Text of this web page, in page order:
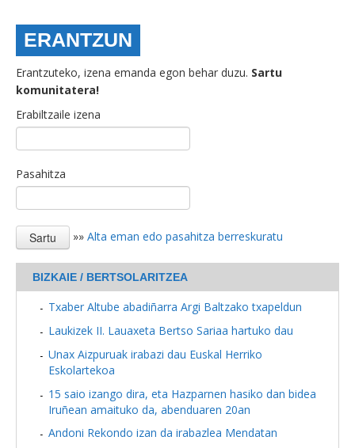
ERANTZUN
Erantzuteko, izena emanda egon behar duzu. Sartu
komunitatera!
Erabiltzaile izena
Pasahitza
»» Alta eman edo pasahitza berreskuratu
BIZKAIE / BERTSOLARITZEA
Txaber Altube abadiñarra Argi Baltzako txapeldun
Laukizek II. Lauaxeta Bertso Sariaa hartuko dau
Unax Aizpuruak irabazi dau Euskal Herriko
Eskolartekoa
15 saio izango dira, eta Hazparnen hasiko dan bidea
Iruñean amaituko da, abenduaren 20an
Andoni Rekondo izan da irabazlea Mendatan